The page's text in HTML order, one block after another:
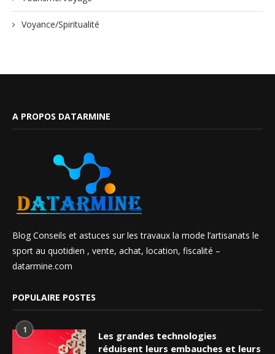
Voyance/Spiritualité
A PROPOS DATARMINE
Blog Conseils et astuces sur les travaux la mode l’artisanats le
sport au quotidien , vente, achat, location, fiscalité –
datarmine.com
POPULAIRE POSTES
1
Les grandes technologies
réduisent leurs embauches et leurs